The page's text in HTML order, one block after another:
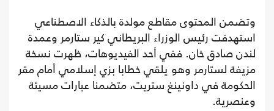
وتضمن المحتوى مقاطع مولدة بالذكاء الاصطناعي
استهدفت رئيس الوزراء البريطاني كير ستارمر وعمدة
لندن صادق خان. ففي أحد الفيديوهات، ظهرت نسخة
مزيفة لستارمر وهو يلقي خطابا بزي إسلامي أمام مقر
الحكومة في داونينغ ستريت، متضمنا عبارات مسيئة
وعنصرية.